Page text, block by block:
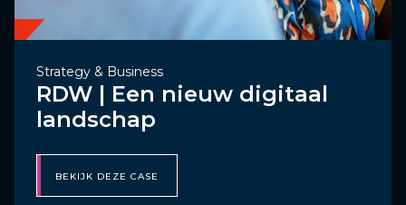
Strategy & Business
RDW | Een nieuw digitaal
landschap
BEKIJK DEZE CASE